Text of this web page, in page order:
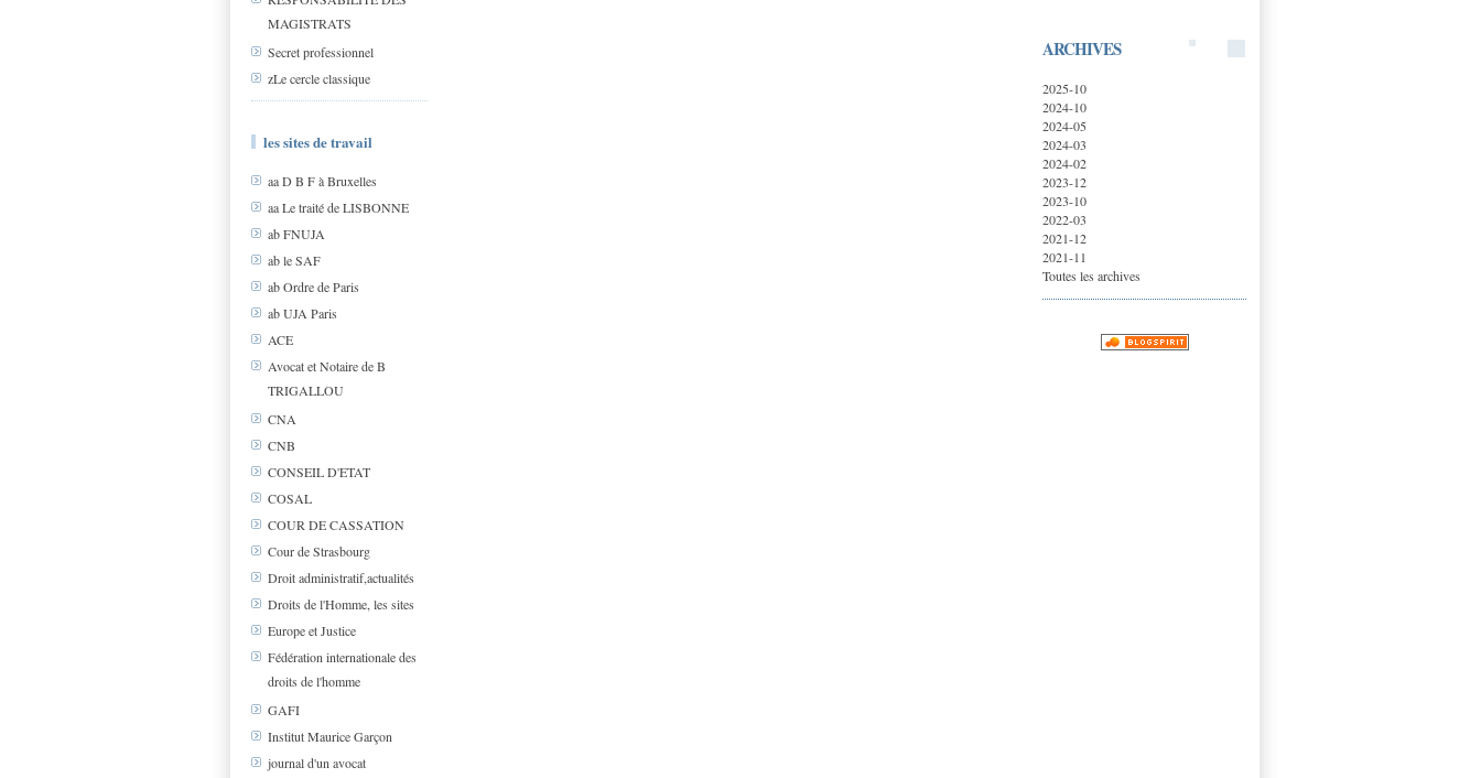
MAGISTRATS
Secret professionnel
zLe cercle classique
les sites de travail
aa D B F à Bruxelles
aa Le traité de LISBONNE
ab FNUJA
ab le SAF
ab Ordre de Paris
ab UJA Paris
ACE
Avocat et Notaire de B
TRIGALLOU
CNA
CNB
CONSEIL D'ETAT
COSAL
COUR DE CASSATION
Cour de Strasbourg
Droit administratif,actualités
Droits de l'Homme, les sites
Europe et Justice
Fédération internationale des
droits de l'homme
GAFI
Institut Maurice Garçon
journal d'un avocat
ARCHIVES
2025-10
2024-10
2024-05
2024-03
2024-02
2023-12
2023-10
2022-03
2021-12
2021-11
Toutes les archives